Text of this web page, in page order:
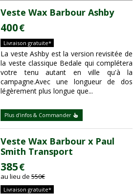
Veste Wax Barbour Ashby
400€
Livraison gratuite*
La veste Ashby est la version revisitée de
la veste classique Bedale qui complétera
votre tenu autant en ville qu'à la
campagne.Avec une longueur de dos
légèrement plus longue que...
Plus d'infos & Commander
Veste Wax Barbour x Paul
Smith Transport
385€
au lieu de550€
Livraison gratuite*